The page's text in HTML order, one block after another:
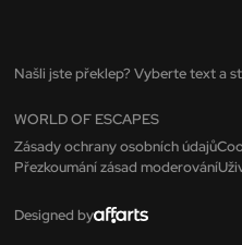
Našli jste překlep? Vyberte text a
WORLD OF ESCAPES
Zásady ochrany osobních údajů
Přezkoumání zásad moderování
Designed by